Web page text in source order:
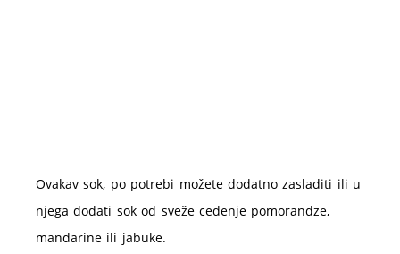
Ovakav sok, po potrebi možete dodatno zasladiti ili u
njega dodati sok od sveže ceđenje pomorandze,
mandarine ili jabuke.